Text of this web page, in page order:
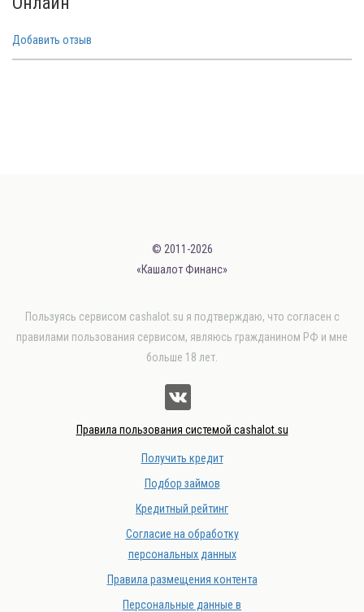
Добавить отзыв
© 2011-2026
«Кашалот Финанс»
Пользуясь сервисом cashalot.su я подтверждаю, что согласен с
правилами пользования сервисом, являюсь гражданином РФ и мне
больше 18 лет.
Правила пользования системой cashalot.su
Получить кредит
Подбор займов
Кредитный рейтинг
Согласие на обработку
персональных данных
Правила размещения контента
Персональные данные в